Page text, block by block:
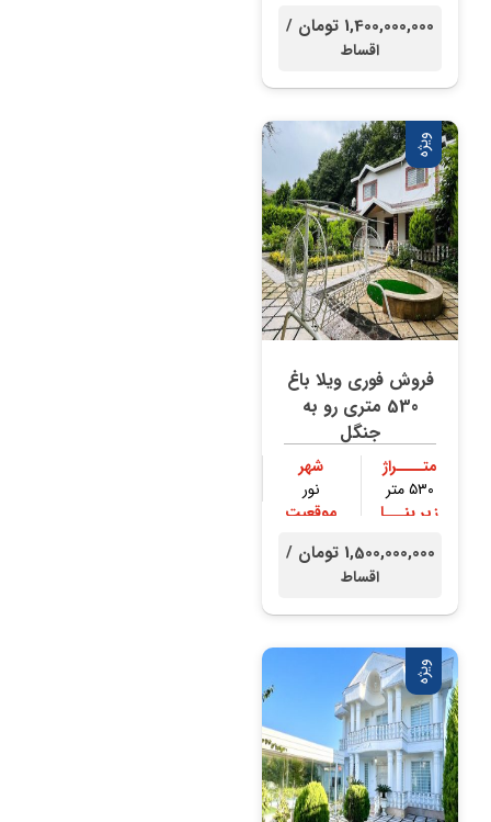
1,400,000,000 تومان /
اقساط
ویژه
فروش فوری ویلا باغ
530 متری رو به
جنگل
متــــراژ
۵۳۰ متر
شهر
نور
زیر بنـــا
موقعیت
1,500,000,000 تومان /
اقساط
ویژه